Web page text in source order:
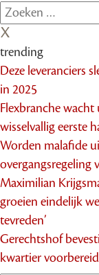
trending
Deze leveranciers
in 2025
Flexbranche
wisselvallig eerste
Worden malafide
overgangsregeling
Maximilian
groeien eindelijk
tevreden’
Gerechtshof
kwartier